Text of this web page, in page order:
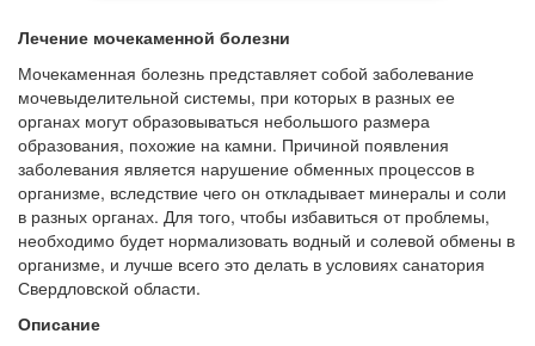
Лечение мочекаменной болезни
Мочекаменная болезнь представляет собой заболевание
мочевыделительной системы, при которых в разных ее
органах могут образовываться небольшого размера
образования, похожие на камни. Причиной появления
заболевания является нарушение обменных процессов в
организме, вследствие чего он откладывает минералы и соли
в разных органах. Для того, чтобы избавиться от проблемы,
необходимо будет нормализовать водный и солевой обмены в
организме, и лучше всего это делать в условиях санатория
Свердловской области.
Описание